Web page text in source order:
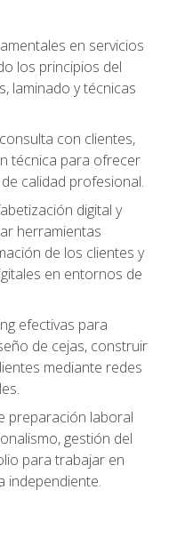
en servicios
los principios del
laminado y técnicas
con clientes,
técnica para ofrecer
calidad profesional.
digital y
herramientas
de los clientes y
en entornos de
efectivas para
de cejas, construir
mediante redes
preparación laboral
gestión del
para trabajar en
independiente.